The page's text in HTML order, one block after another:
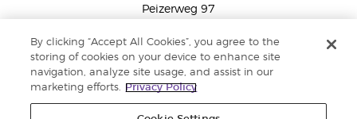
Peizerweg 97
Netherlands
Ilmainen yhteydenotto lankanumeroista Suomesta
913 239
Email: asiakaspalvelu@youngliving.com
By clicking “Accept All Cookies”, you agree to the
storing of cookies on your device to enhance site
navigation, analyze site usage, and assist in our
marketing efforts.
Privacy Policy